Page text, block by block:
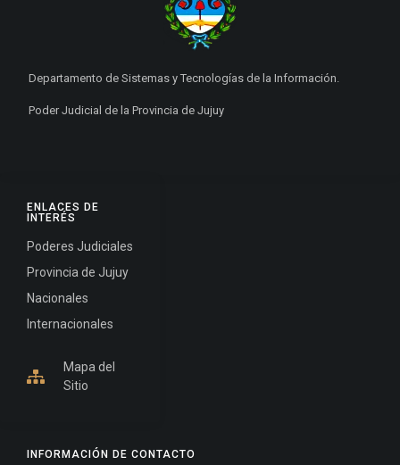
INFORMACIÓN DE CONTACTO
ENLACES DE
INTERÉS
Poderes Judiciales
Provincia de Jujuy
Nacionales
Internacionales
Mapa del
Sitio
Departamento de Sistemas y Tecnologías de la Información.
Poder Judicial de la Provincia de Jujuy